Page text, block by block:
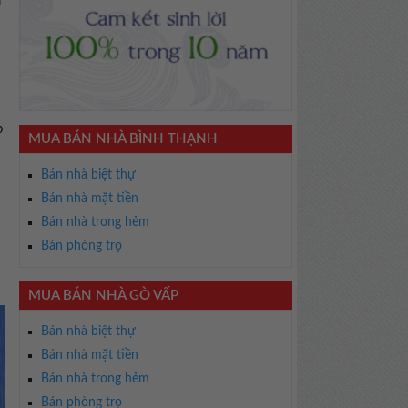
MUA BÁN NHÀ BÌNH THẠNH
Bán nhà biệt thự
Bán nhà mặt tiền
Bán nhà trong hẻm
Bán phòng trọ
MUA BÁN NHÀ GÒ VẤP
Bán nhà biệt thự
Bán nhà mặt tiền
Bán nhà trong hẻm
Bán phòng trọ